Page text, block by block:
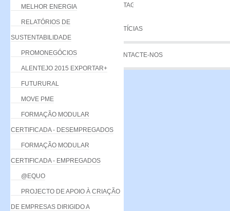
LISTAGEM
NOTÍCIAS
CONTACTE-NOS
MELHOR ENERGIA
RELATÓRIOS DE
SUSTENTABILIDADE
PROMONEGÓCIOS
ALENTEJO 2015 EXPORTAR+
FUTURURAL
MOVE PME
FORMAÇÃO MODULAR
CERTIFICADA - DESEMPREGADOS
FORMAÇÃO MODULAR
CERTIFICADA - EMPREGADOS
@EQUO
PROJECTO DE APOIO À CRIAÇÃO
DE EMPRESAS DIRIGIDO A